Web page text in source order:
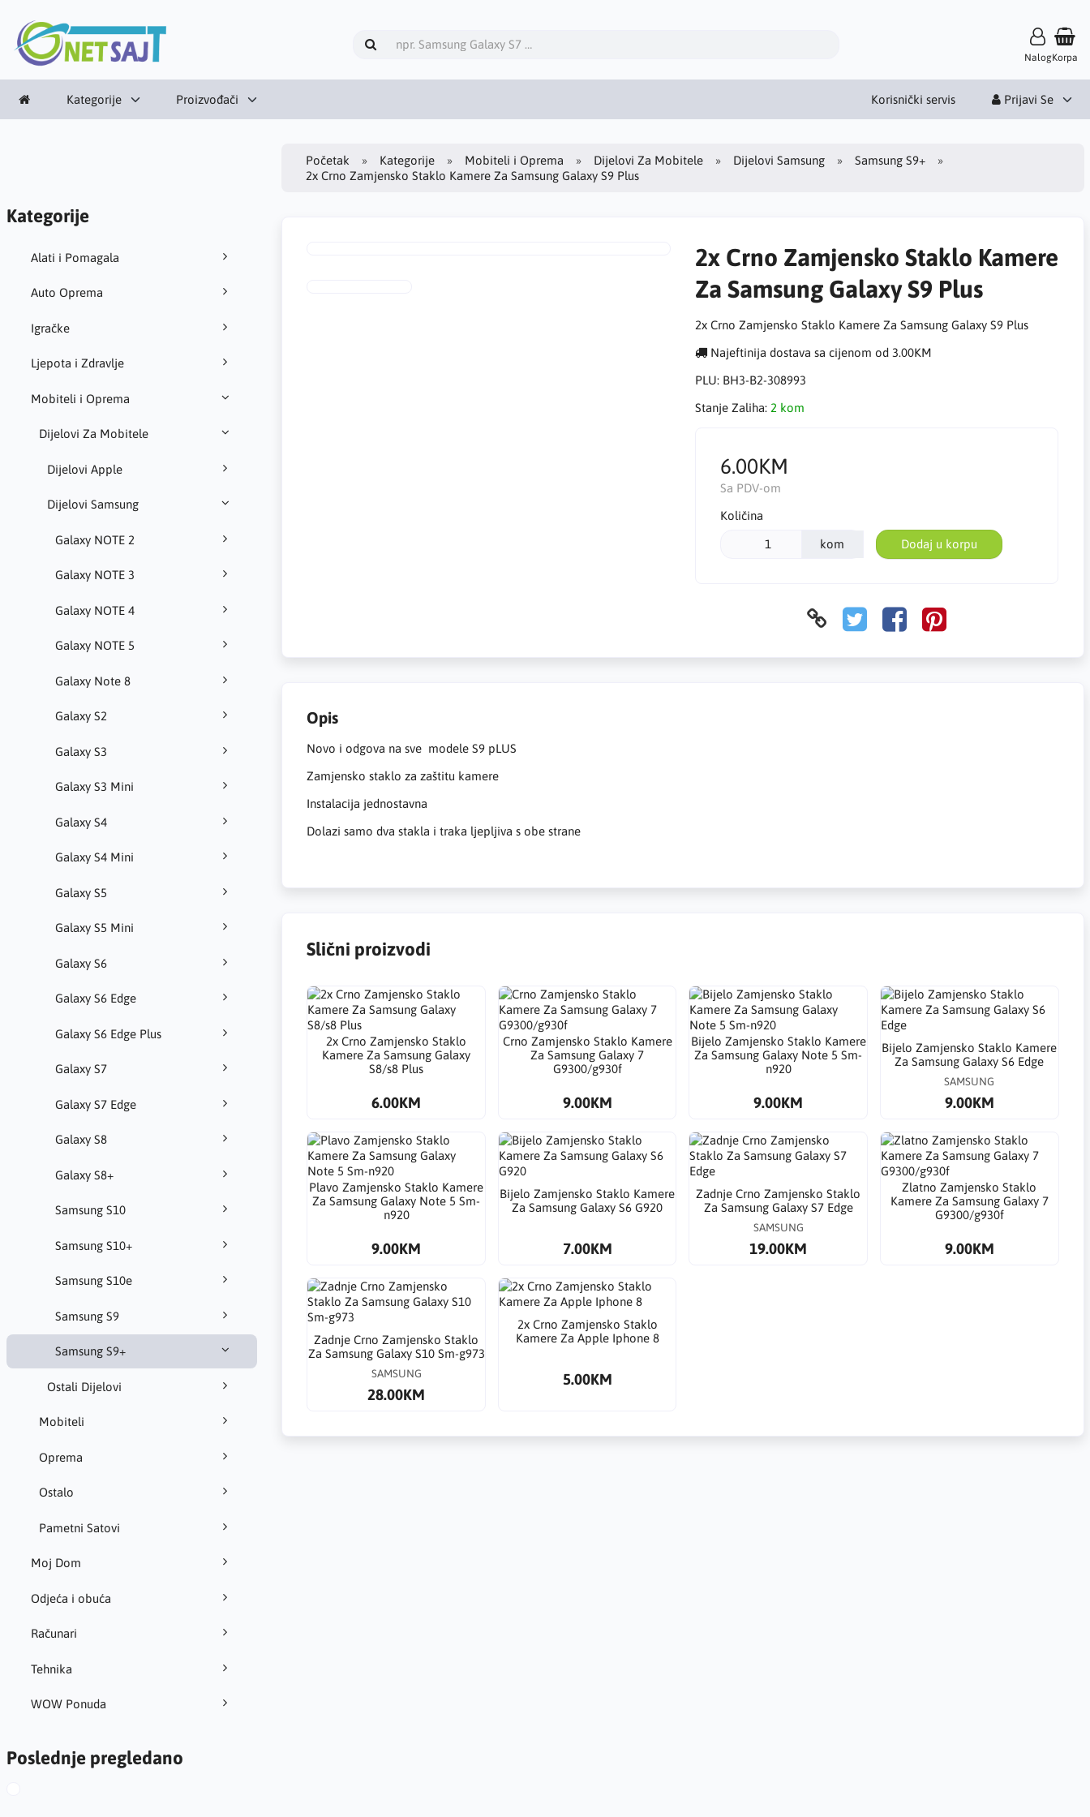
NalogKorpa
Kategorije Proizvođači Korisnički servis Prijavi Se
Kategorije
Alati i Pomagala
Auto Oprema
Igračke
Ljepota i Zdravlje
Mobiteli i Oprema
Dijelovi Za Mobitele
Dijelovi Apple
Dijelovi Samsung
Galaxy NOTE 2
Galaxy NOTE 3
Galaxy NOTE 4
Galaxy NOTE 5
Galaxy Note 8
Galaxy S2
Galaxy S3
Galaxy S3 Mini
Galaxy S4
Galaxy S4 Mini
Galaxy S5
Galaxy S5 Mini
Galaxy S6
Galaxy S6 Edge
Galaxy S6 Edge Plus
Galaxy S7
Galaxy S7 Edge
Galaxy S8
Galaxy S8+
Samsung S10
Samsung S10+
Samsung S10e
Samsung S9
Samsung S9+
Ostali Dijelovi
Mobiteli
Oprema
Ostalo
Pametni Satovi
Moj Dom
Odjeća i obuća
Računari
Tehnika
WOW Ponuda
Poslednje pregledano
Početak Kategorije Mobiteli i Oprema Dijelovi Za Mobitele Dijelovi Samsung
Samsung S9+
2x Crno Zamjensko Staklo Kamere Za Samsung Galaxy S9 Plus
2x Crno Zamjensko Staklo Kamere
Za Samsung Galaxy S9 Plus
2x Crno Zamjensko Staklo Kamere Za Samsung Galaxy S9 Plus
Najeftinija dostava sa cijenom od 3.00KM
PLU: BH3-B2-308993
Stanje Zaliha: 2 kom
6.00KM
Sa PDV-om
Količina
kom Dodaj u korpu
Opis
Novo i odgova na sve modele S9 pLUS
Zamjensko staklo za zaštitu kamere
Instalacija jednostavna
Dolazi samo dva stakla i traka ljepljiva s obe strane
Slični proizvodi
2x Crno Zamjensko Staklo
Kamere Za Samsung Galaxy
S8/s8 Plus
6.00KM
Crno Zamjensko Staklo Kamere
Za Samsung Galaxy 7
G9300/g930f
9.00KM
Bijelo Zamjensko Staklo Kamere
Za Samsung Galaxy Note 5 Sm-
n920
9.00KM
Bijelo Zamjensko Staklo Kamere
Za Samsung Galaxy S6 Edge
SAMSUNG
9.00KM
Plavo Zamjensko Staklo Kamere
Za Samsung Galaxy Note 5 Sm-
n920
9.00KM
Bijelo Zamjensko Staklo Kamere
Za Samsung Galaxy S6 G920
7.00KM
Zadnje Crno Zamjensko Staklo
Za Samsung Galaxy S7 Edge
SAMSUNG
19.00KM
Zlatno Zamjensko Staklo
Kamere Za Samsung Galaxy 7
G9300/g930f
9.00KM
Zadnje Crno Zamjensko Staklo
Za Samsung Galaxy S10 Sm-g973
SAMSUNG
28.00KM
2x Crno Zamjensko Staklo
Kamere Za Apple Iphone 8
5.00KM